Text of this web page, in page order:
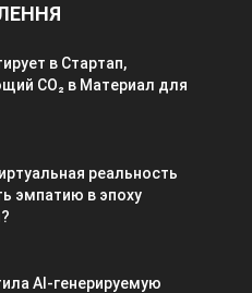
в Стартап,
CO₂ в Материал для
реальность
эмпатию в эпоху
AI-генерируемую